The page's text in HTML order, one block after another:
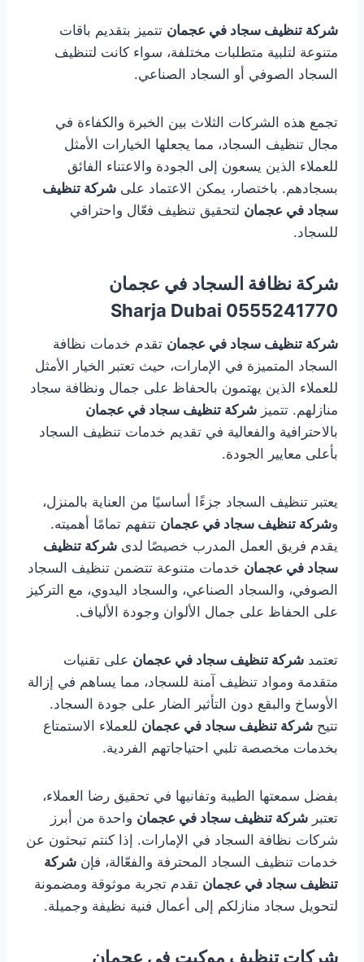
شركة تنظيف سجاد في عجمان تتميز بتقديم باقات
متنوعة لتلبية متطلبات مختلفة، سواء كانت لتنظيف
السجاد الصوفي أو السجاد الصناعي.
تجمع هذه الشركات الثلاث بين الخبرة والكفاءة في
مجال تنظيف السجاد، مما يجعلها الخيارات الأمثل
للعملاء الذين يسعون إلى الجودة والاعتناء الفائق
بسجادهم. باختصار، يمكن الاعتماد على شركة تنظيف
سجاد في عجمان لتحقيق تنظيف فعّال واحترافي
للسجاد.
شركة نظافة السجاد في عجمان
0555241770 Sharja Dubai
شركة تنظيف سجاد في عجمان تقدم خدمات نظافة
السجاد المتميزة في الإمارات، حيث تعتبر الخيار الأمثل
للعملاء الذين يهتمون بالحفاظ على جمال ونظافة سجاد
منازلهم. تتميز شركة تنظيف سجاد في عجمان
بالاحترافية والفعالية في تقديم خدمات تنظيف السجاد
بأعلى معايير الجودة.
يعتبر تنظيف السجاد جزءًا أساسيًا من العناية بالمنزل،
وشركة تنظيف سجاد في عجمان تتفهم تمامًا أهميته.
يقدم فريق العمل المدرب خصيصًا لدى شركة تنظيف
سجاد في عجمان خدمات متنوعة تتضمن تنظيف السجاد
الصوفي، والسجاد الصناعي، والسجاد اليدوي، مع التركيز
على الحفاظ على جمال الألوان وجودة الألياف.
تعتمد شركة تنظيف سجاد في عجمان على تقنيات
متقدمة ومواد تنظيف آمنة للسجاد، مما يساهم في إزالة
الأوساخ والبقع دون التأثير الضار على جودة السجاد.
تتيح شركة تنظيف سجاد في عجمان للعملاء الاستمتاع
بخدمات مخصصة تلبي احتياجاتهم الفردية.
بفضل سمعتها الطيبة وتفانيها في تحقيق رضا العملاء،
تعتبر شركة تنظيف سجاد في عجمان واحدة من أبرز
شركات نظافة السجاد في الإمارات. إذا كنتم تبحثون عن
خدمات تنظيف السجاد المحترفة والفعّالة، فإن شركة
تنظيف سجاد في عجمان تقدم تجربة موثوقة ومضمونة
لتحويل سجاد منازلكم إلى أعمال فنية نظيفة وجميلة.
شركات تنظيف موكيت في عجمان